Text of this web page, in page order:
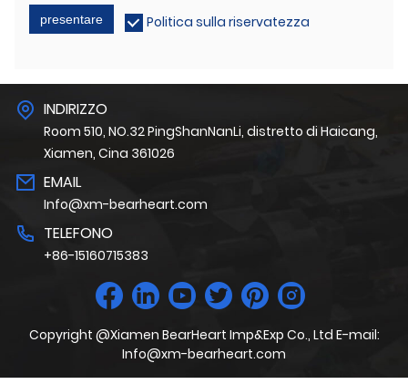
presentare Politica sulla riservatezza
INDIRIZZO
Room 510, NO.32 PingShanNanLi, distretto di Haicang,
Xiamen, Cina 361026
EMAIL
Info@xm-bearheart.com
TELEFONO
+86-15160715383
Copyright @Xiamen BearHeart Imp&Exp Co., Ltd E-mail:
Info@xm-bearheart.com